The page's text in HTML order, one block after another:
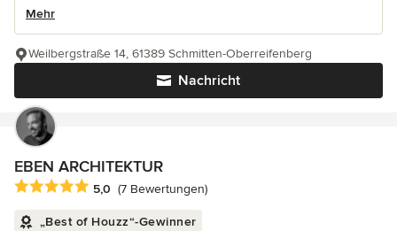
Mehr
Nachricht
Weilbergstraße 14, 61389 Schmitten-Oberreifenberg
EBEN ARCHITEKTUR
Durchschnittliche Bewertung: 5 von 5 Sternen
5,0 (7 Bewertungen)
„Best of Houzz“-Gewinner